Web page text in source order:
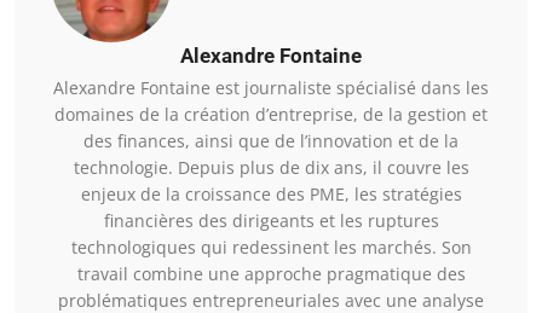
Alexandre Fontaine
Alexandre Fontaine est journaliste spécialisé dans les
domaines de la création d’entreprise, de la gestion et
des finances, ainsi que de l’innovation et de la
technologie. Depuis plus de dix ans, il couvre les
enjeux de la croissance des PME, les stratégies
financières des dirigeants et les ruptures
technologiques qui redessinent les marchés. Son
travail combine une approche pragmatique des
problématiques entrepreneuriales avec une analyse